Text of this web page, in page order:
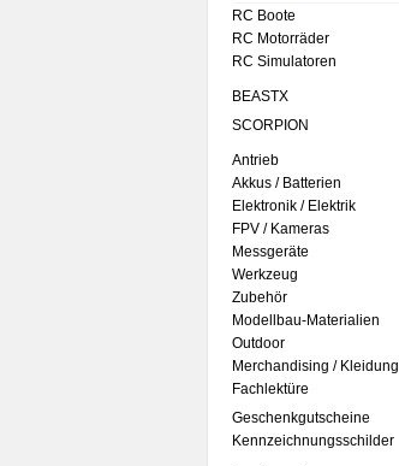
RC Boote
RC Motorräder
RC Simulatoren
BEASTX
SCORPION
Antrieb
Akkus / Batterien
Elektronik / Elektrik
FPV / Kameras
Messgeräte
Werkzeug
Zubehör
Modellbau-Materialien
Outdoor
Merchandising / Kleidung
Fachlektüre
Geschenkgutscheine
Kennzeichnungsschilder